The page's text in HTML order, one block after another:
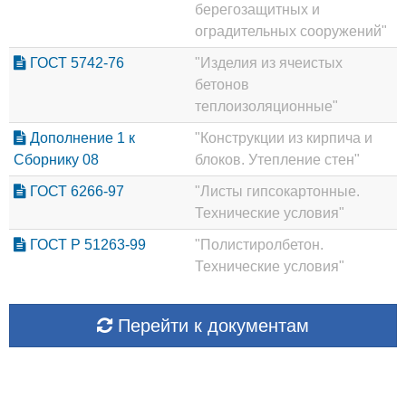
берегозащитных и
оградительных сооружений"
ГОСТ 5742-76
"Изделия из ячеистых
бетонов
теплоизоляционные"
Дополнение 1 к
Сборнику 08
"Конструкции из кирпича и
блоков. Утепление стен"
ГОСТ 6266-97
"Листы гипсокартонные.
Технические условия"
ГОСТ Р 51263-99
"Полистиролбетон.
Технические условия"
Перейти к документам